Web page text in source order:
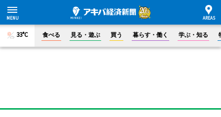
33°C 食べる 見る・遊ぶ 買う 暮らす・働く 学ぶ・知る